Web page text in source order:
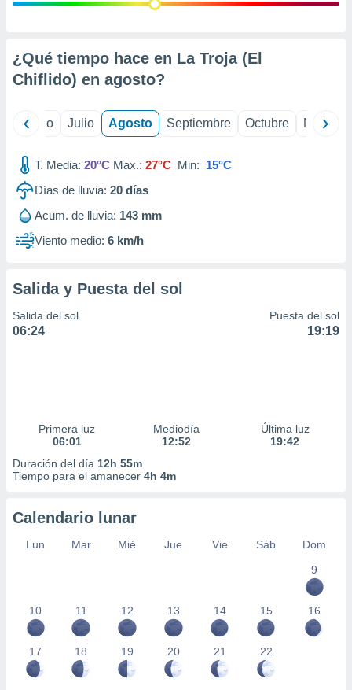
e
mediante
publicidad
de
1199
¿Qué tiempo hace en La Troja (El
Chiflido) en agosto?
Junio Julio Agosto Septiembre Octubre
T. Media: 20°C Max.: 27°C Min: 15°C
Días de lluvia: 20 días
Acum. de lluvia: 143 mm
Viento medio: 6 km/h
Salida y Puesta del sol
Salida del sol
06:24
Puesta del sol
19:19
Primera luz
06:01
Mediodía
12:52
Última luz
19:42
Duración del día 12h 55m
Tiempo para el amanecer 4h 4m
Calendario lunar
Lun Mar Mié Jue Vie Sáb
Dom
9
10 11 12 13 14 15 16
17 18 19 20 21 22